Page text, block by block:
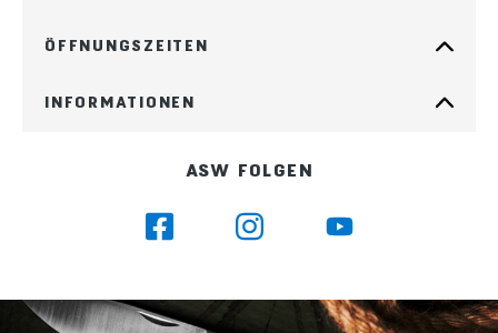
ÖFFNUNGSZEITEN
INFORMATIONEN
ASW FOLGEN